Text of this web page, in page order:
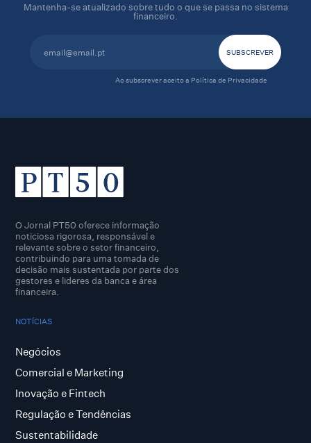
Mantenha-se atualizado sobre tudo o que se passa no sistema
financeiro.
Ao subscrever aceito a Política de Privacidade
O Jornal PT50 oferece informação
noticiosa rigorosa, responsável e
relevante sobre o setor financeiro,
contribuindo para uma tomada de
decisão mais sustentada por parte dos
gestores e lideres da banca e área
financeira.
NOTÍCIAS
Negócios
Comercial e Marketing
Inovação e Fintech
Regulação e Tendências
Sustentabilidade